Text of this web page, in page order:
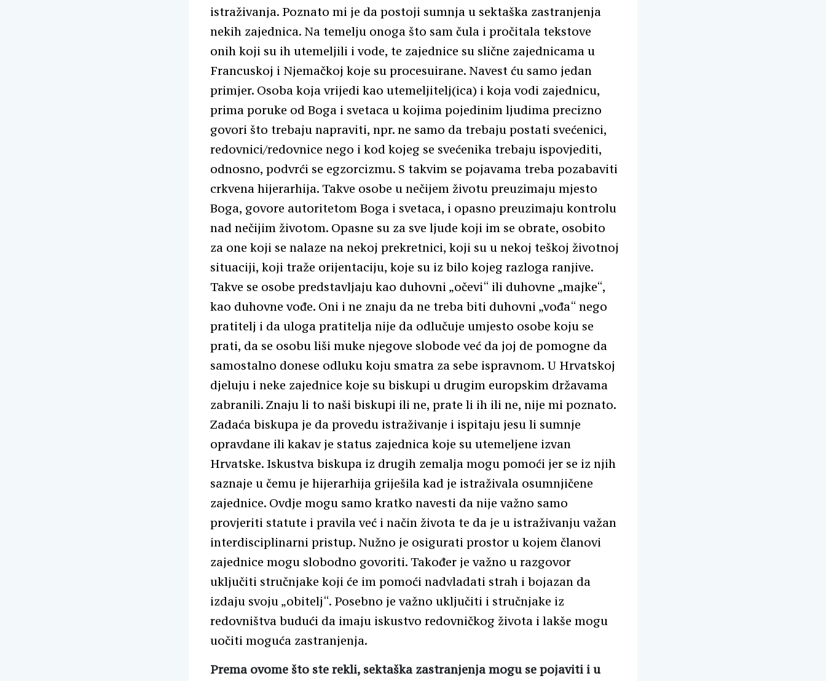
istraživanja. Poznato mi je da postoji sumnja u sektaška zastranjenja
nekih zajednica. Na temelju onoga što sam čula i pročitala tekstove
onih koji su ih utemeljili i vode, te zajednice su slične zajednicama u
Francuskoj i Njemačkoj koje su procesuirane. Navest ću samo jedan
primjer. Osoba koja vrijedi kao utemeljitelj(ica) i koja vodi zajednicu,
prima poruke od Boga i svetaca u kojima pojedinim ljudima precizno
govori što trebaju napraviti, npr. ne samo da trebaju postati svećenici,
redovnici/redovnice nego i kod kojeg se svećenika trebaju ispovjediti,
odnosno, podvrći se egzorcizmu. S takvim se pojavama treba pozabaviti
crkvena hijerarhija. Takve osobe u nečijem životu preuzimaju mjesto
Boga, govore autoritetom Boga i svetaca, i opasno preuzimaju kontrolu
nad nečijim životom. Opasne su za sve ljude koji im se obrate, osobito
za one koji se nalaze na nekoj prekretnici, koji su u nekoj teškoj životnoj
situaciji, koji traže orijentaciju, koje su iz bilo kojeg razloga ranjive.
Takve se osobe predstavljaju kao duhovni „očevi“ ili duhovne „majke“,
kao duhovne vođe. Oni i ne znaju da ne treba biti duhovni „vođa“ nego
pratitelj i da uloga pratitelja nije da odlučuje umjesto osobe koju se
prati, da se osobu liši muke njegove slobode već da joj de pomogne da
samostalno donese odluku koju smatra za sebe ispravnom. U Hrvatskoj
djeluju i neke zajednice koje su biskupi u drugim europskim državama
zabranili. Znaju li to naši biskupi ili ne, prate li ih ili ne, nije mi poznato.
Zadaća biskupa je da provedu istraživanje i ispitaju jesu li sumnje
opravdane ili kakav je status zajednica koje su utemeljene izvan
Hrvatske. Iskustva biskupa iz drugih zemalja mogu pomoći jer se iz njih
saznaje u čemu je hijerarhija griješila kad je istraživala osumnjičene
zajednice. Ovdje mogu samo kratko navesti da nije važno samo
provjeriti statute i pravila već i način života te da je u istraživanju važan
interdisciplinarni pristup. Nužno je osigurati prostor u kojem članovi
zajednice mogu slobodno govoriti. Također je važno u razgovor
uključiti stručnjake koji će im pomoći nadvladati strah i bojazan da
izdaju svoju „obitelj“. Posebno je važno uključiti i stručnjake iz
redovništva budući da imaju iskustvo redovničkog života i lakše mogu
uočiti moguća zastranjenja.
Prema ovome što ste rekli, sektaška zastranjenja mogu se pojaviti i u